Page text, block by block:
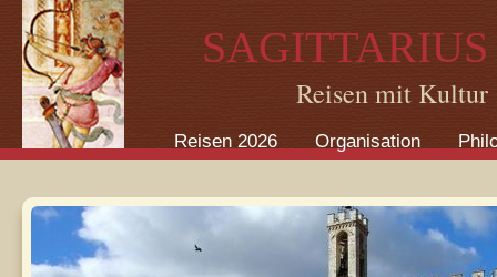
Direkt zum Inhalt
SAGITTARIUS
Reisen mit Kultur
Reisen 2026 Organisation